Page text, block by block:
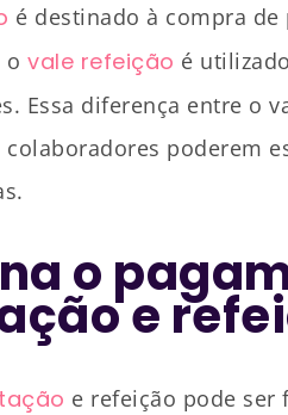
é destinado à compra
ovale refeição é
Essa diferença entre o
poderem
o
e
e refeição pode ser